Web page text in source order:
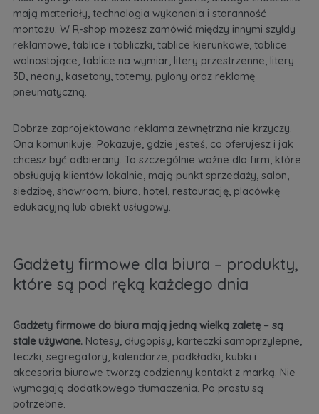
mają materiały, technologia wykonania i staranność
montażu. W R-shop możesz zamówić między innymi szyldy
reklamowe, tablice i tabliczki, tablice kierunkowe, tablice
wolnostojące, tablice na wymiar, litery przestrzenne, litery
3D, neony, kasetony, totemy, pylony oraz reklamę
pneumatyczną.
Dobrze zaprojektowana reklama zewnętrzna nie krzyczy.
Ona komunikuje. Pokazuje, gdzie jesteś, co oferujesz i jak
chcesz być odbierany. To szczególnie ważne dla firm, które
obsługują klientów lokalnie, mają punkt sprzedaży, salon,
siedzibę, showroom, biuro, hotel, restaurację, placówkę
edukacyjną lub obiekt usługowy.
Gadżety firmowe dla biura – produkty,
które są pod ręką każdego dnia
Gadżety firmowe do biura mają jedną wielką zaletę – są
stale używane.Notesy, długopisy, karteczki samoprzylepne,
teczki, segregatory, kalendarze, podkładki, kubki i
akcesoria biurowe tworzą codzienny kontakt z marką. Nie
wymagają dodatkowego tłumaczenia. Po prostu są
potrzebne.